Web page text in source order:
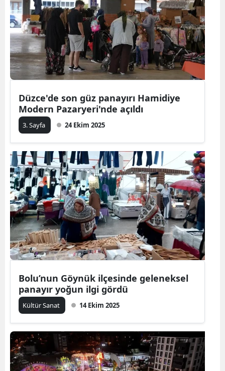
Düzce'de son güz panayırı Hamidiye
Modern Pazaryeri'nde açıldı
3. Sayfa 24 Ekim 2025
Bolu’nun Göynük ilçesinde geleneksel
panayır yoğun ilgi gördü
Kültür Sanat 14 Ekim 2025